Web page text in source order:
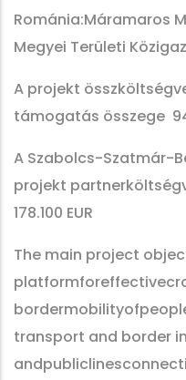
Románia:Máramaros
Megyei Területi
A projekt
támogatás összege
A Szabolcs-Szatmár-
projekt
178.100 EUR
The main project
transport and border